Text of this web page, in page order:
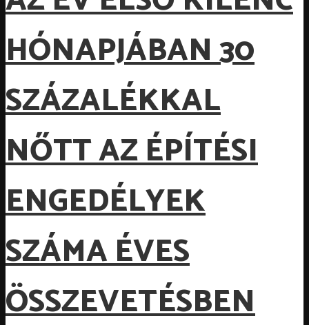
HÓNAPJÁBAN 30
SZÁZALÉKKAL
NŐTT AZ ÉPÍTÉSI
ENGEDÉLYEK
SZÁMA ÉVES
ÖSSZEVETÉSBEN